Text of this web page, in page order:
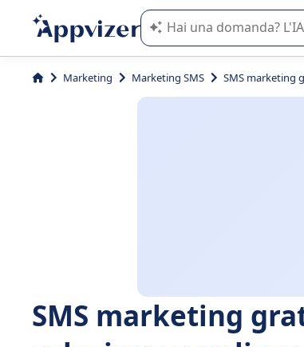
L'IA di Appvizer vi guida
Marketing Marketing SMS SMS marketing
SMS marketing